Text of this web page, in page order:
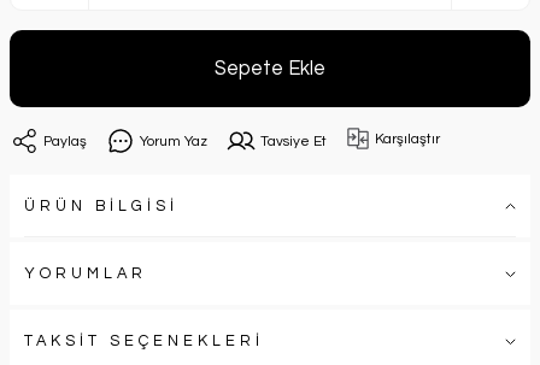
Sepete Ekle
Paylaş Yorum Yaz Tavsiye Et Karşılaştır
ÜRÜN BİLGİSİ
YORUMLAR
TAKSİT SEÇENEKLERİ